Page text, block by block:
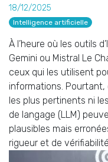
18/12/2025
Intelligence artificielle
À l’heure où les outils
Gemini ou Mistral Le
ceux qui les utilisent
informations.
les plus pertinents ni
de langage (LLM)
plausibles mais
rigueur et de vérifiabilité